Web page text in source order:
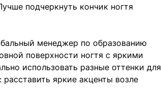
подчеркнуть кончик ногтя
менеджер по образованию
поверхности ногтя с яркими
использовать разные оттенки для
яркие акценты возле